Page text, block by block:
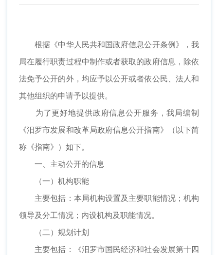
根据《中华人民共和国政府信息公开条例》，我
局在履行职责过程中制作或者获取的政府信息，除依
法免予公开的外，均应予以公开或者依公民、法人和
其他组织的申请予以提供。
为了更好地提供政府信息公开服务，我局编制
《汨罗市发展和改革局政府信息公开指南》（以下简
称《指南》）如下。
一、主动公开的信息
（一）机构职能
主要包括：本局机构设置及主要职能情况；机构
领导及分工情况；内设机构及职能情况。
（二）规划计划
主要包括：《汨罗市国民经济和社会发展第十四